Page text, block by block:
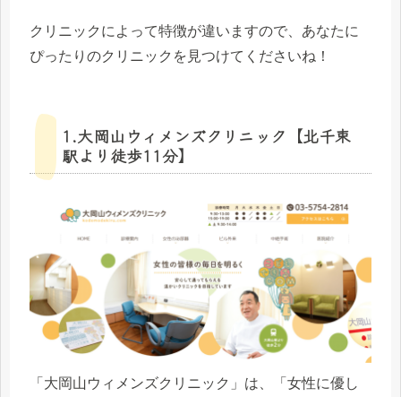
クリニックによって特徴が違いますので、あなたに
ぴったりのクリニックを見つけてくださいね！
1.大岡山ウィメンズクリニック【北千束
駅より徒歩11分】
「大岡山ウィメンズクリニック」は、「女性に優し